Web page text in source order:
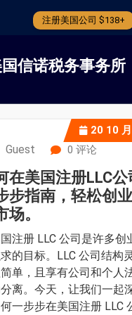
注册美国公司 $138+
国信诺税务事务所
20 10
Guest 0 评论
在美国注册LLC公
步指南，轻松创
场。
注册 LLC 公司是许多创
的目标。LLC 公司结构灵
单，且享有公司和个人
离。今天，让我们一起
一步步在美国注册 LLC